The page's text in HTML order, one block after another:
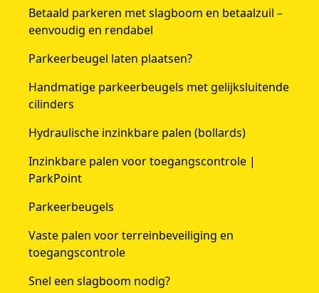
Betaald parkeren met slagboom en betaalzuil –
eenvoudig en rendabel
Parkeerbeugel laten plaatsen?
Handmatige parkeerbeugels met gelijksluitende
cilinders
Hydraulische inzinkbare palen (bollards)
Inzinkbare palen voor toegangscontrole |
ParkPoint
Parkeerbeugels
Vaste palen voor terreinbeveiliging en
toegangscontrole
Snel een slagboom nodig?